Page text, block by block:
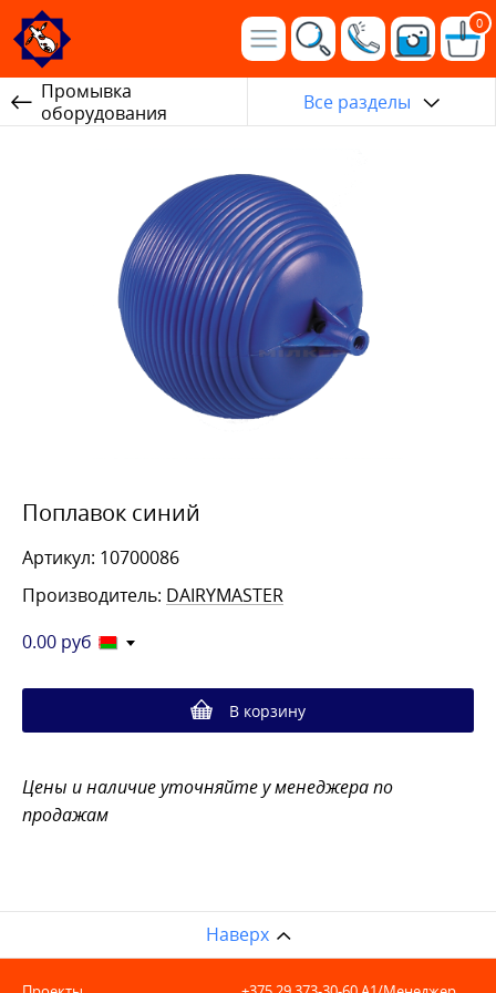
0
Промывка
оборудования
Все разделы
Поплавок синий
Артикул: 10700086
Производитель: DAIRYMASTER
0.00 руб
В корзину
Цены и наличие уточняйте у менеджера по
продажам
Наверх